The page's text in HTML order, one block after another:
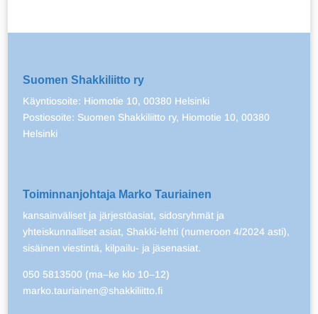
Suomen Shakkiliitto ry
Käyntiosoite: Hiomotie 10, 00380 Helsinki
Postiosoite: Suomen Shakkiliitto ry, Hiomotie 10, 00380
Helsinki
Toiminnanjohtaja Marko Tauriainen
kansainväliset ja järjestöasiat, sidosryhmät ja
yhteiskunnalliset asiat, Shakki-lehti (numeroon 4/2024 asti),
sisäinen viestintä, kilpailu- ja jäsenasiat.
050 5813500 (ma–ke klo 10–12)
marko.tauriainen@shakkiliitto.fi